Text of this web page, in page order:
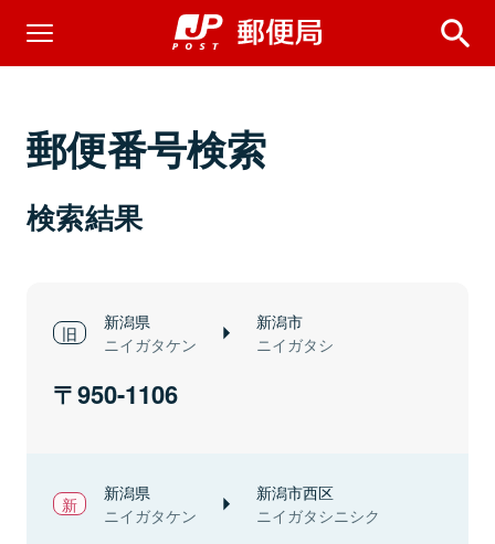
郵便番号検索
検索結果
新潟県
ニイガタケン
新潟市
ニイガタシ
950-1106
新潟県
ニイガタケン
新潟市西区
ニイガタシニシク